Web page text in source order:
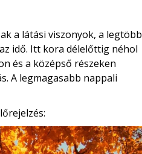
a látási viszonyok, a legtöbb
idő. Itt kora délelőttig néhol
és a középső részeken
A legmagasabb nappali